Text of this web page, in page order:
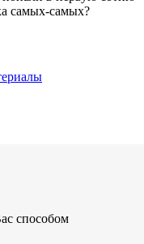
самых-самых?
способом